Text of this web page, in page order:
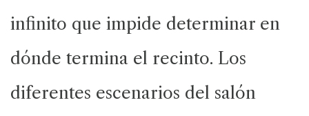
infinito que impide determinar en
dónde termina el recinto. Los
diferentes escenarios del salón